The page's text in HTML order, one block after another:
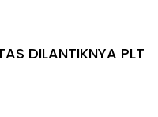
DILANTIKNYA PLT